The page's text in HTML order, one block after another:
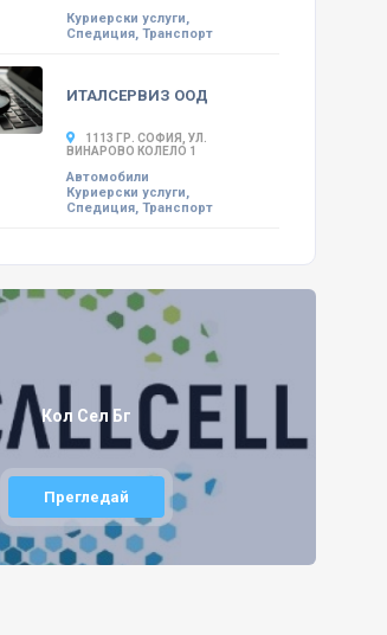
Куриерски услуги,
Спедиция, Транспорт
ИТАЛСЕРВИЗ ООД
1113 ГР. СОФИЯ, УЛ.
ВИНАРОВО КОЛЕЛО 1
Автомобили
Куриерски услуги,
Спедиция, Транспорт
Кол Сел Бг
Прегледай